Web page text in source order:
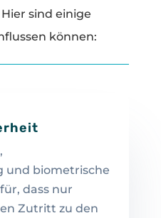
sind einige
können:
und biometrische
dass nur
Zutritt zu den